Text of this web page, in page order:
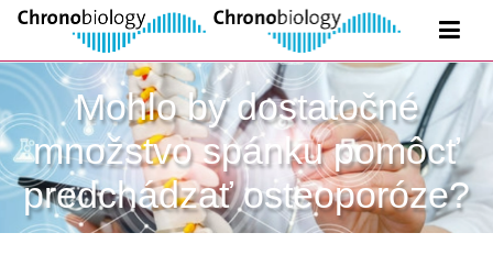
Mohlo by dostatočné
množstvo spánku pomôcť
predchádzať osteoporóze?